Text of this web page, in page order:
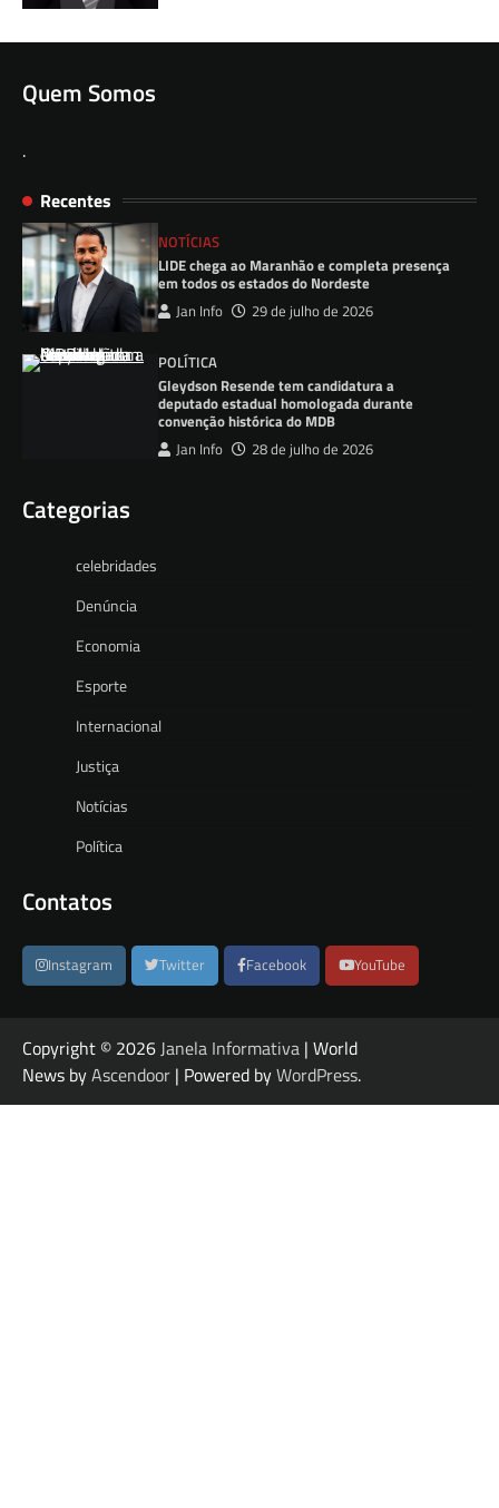
Quem Somos
.
Recentes
NOTÍCIAS
LIDE chega ao Maranhão e completa presença
em todos os estados do Nordeste
Jan Info 29 de julho de 2026
POLÍTICA
Gleydson Resende tem candidatura a
deputado estadual homologada durante
convenção histórica do MDB
Jan Info 28 de julho de 2026
Categorias
celebridades
Denúncia
Economia
Esporte
Internacional
Justiça
Notícias
Política
Contatos
Instagram Twitter Facebook YouTube
Copyright © 2026 Janela Informativa | World
News byAscendoor | Powered byWordPress.